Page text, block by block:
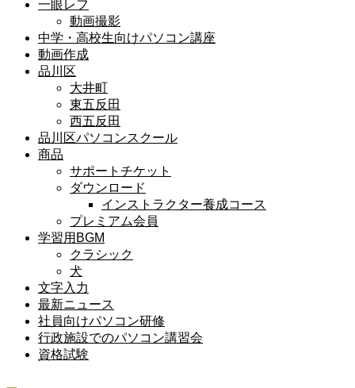
一眼レフ
動画撮影
中学・高校生向けパソコン講座
動画作成
品川区
大井町
東五反田
西五反田
品川区パソコンスクール
商品
サポートチケット
ダウンロード
インストラクター養成コース
プレミアム会員
学習用BGM
クラシック
犬
文字入力
最新ニュース
社員向けパソコン研修
行政施設でのパソコン講習会
資格試験